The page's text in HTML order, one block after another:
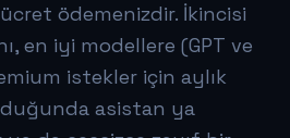
ödemenizdir. İkincisi
en iyi modellere (GPT ve
istekler için aylık
asistan ya